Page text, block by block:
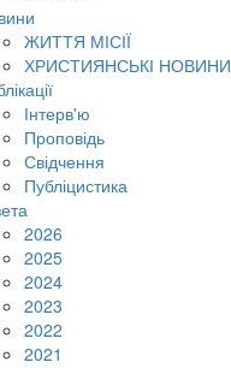
ЖИТТЯ МІСІЇ
ХРИСТИЯНСЬКІ НОВИНИ
Інтерв'ю
Проповідь
Свідчення
Публіцистика
2026
2025
2024
2023
2022
2021